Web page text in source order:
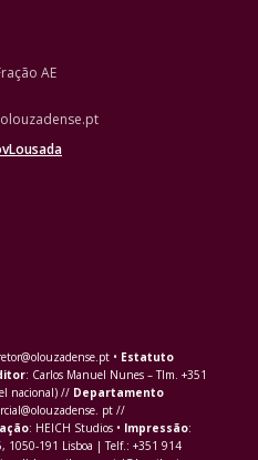
AE
• Estatuto
: Carlos Manuel Nunes – Tlm. +351
nacional) // Departamento
pt //
: HEICH Studios • Impressão:
1050-191 Lisboa | Telf.: +351 914